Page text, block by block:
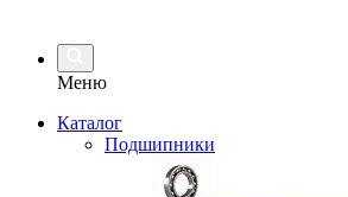
Меню
Каталог
Подшипники